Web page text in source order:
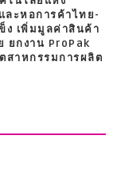
ละหอการค้าไทย-
ง เพิ่มมูลค่าสินค้า
ยกงาน ProPak
สาหกรรมการผลิต